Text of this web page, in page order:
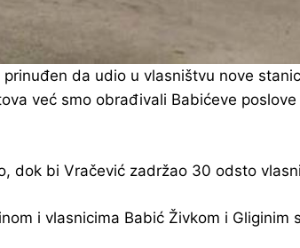
da udio u vlasništvu nove
već smo obrađivali Babićeve poslove
dok bi Vračević zadržao 30 odsto
i vlasnicima Babić Živkom i Gliginim